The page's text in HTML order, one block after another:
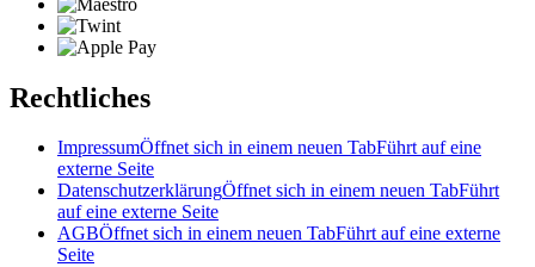
Rechtliches
ImpressumÖffnet sich in einem neuen TabFührt auf eine
externe Seite
DatenschutzerklärungÖffnet sich in einem neuen TabFührt
auf eine externe Seite
AGBÖffnet sich in einem neuen TabFührt auf eine externe
Seite